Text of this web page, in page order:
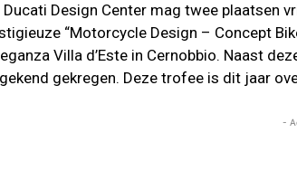
Ducati Design Center mag twee plaatsen
“Motorcycle Design – Concept
Villa d’Este in Cernobbio. Naast
gekregen. Deze trofee is dit jaar
-